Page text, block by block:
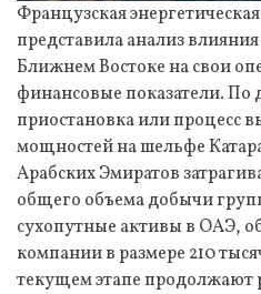
Французская
представила анализ
Ближнем Востоке на свои
финансовые показатели.
приостановка или процесс
мощностей на шельфе
Арабских Эмиратов
общего объема добычи
сухопутные активы в ОАЭ,
компании в размере 210
текущем этапе продолжают